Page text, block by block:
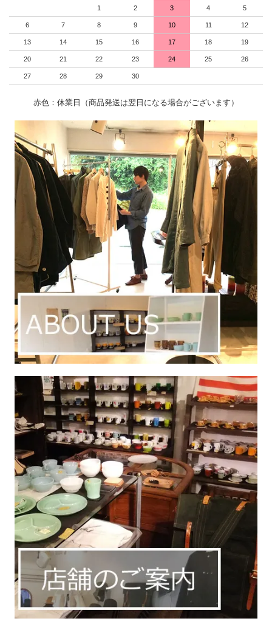
1 2 3 4 5
6 7 8 9 10 11 12
13 14 15 16 17 18 19
20 21 22 23 24 25 26
27 28 29 30
赤色：休業日（商品発送は翌日になる場合がございます）